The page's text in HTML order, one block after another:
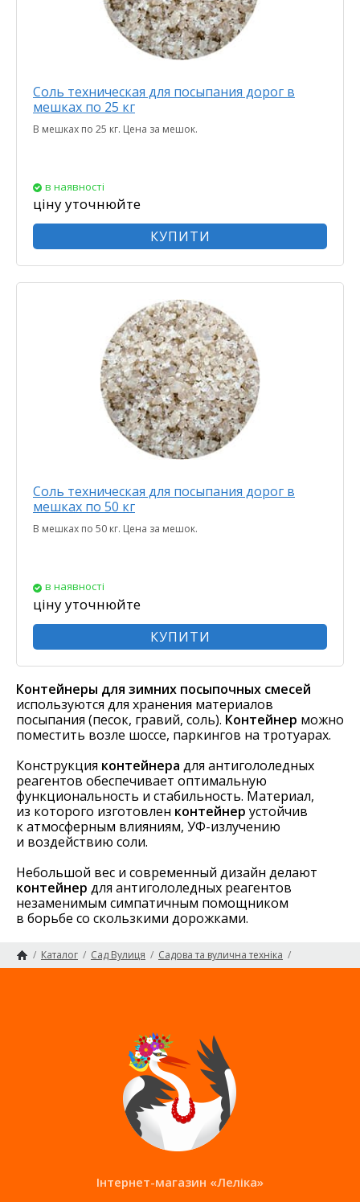
Соль техническая для посыпания дорог в
мешках по 25 кг
В мешках по 25 кг. Цена за мешок.
в наявності
ціну уточнюйте
КУПИТИ
Соль техническая для посыпания дорог в
мешках по 50 кг
В мешках по 50 кг. Цена за мешок.
в наявності
ціну уточнюйте
КУПИТИ
Контейнеры для зимних посыпочных смесей
используются для хранения материалов
посыпания (песок, гравий, соль). Контейнер можно
поместить возле шоссе, паркингов на тротуарах.
Конструкция контейнера для антигололедных
реагентов обеспечивает оптимальную
функциональность и стабильность. Материал,
из которого изготовлен контейнер устойчив
к атмосферным влияниям, УФ-излучению
и воздействию соли.
Небольшой вес и современный дизайн делают
контейнер для антигололедных реагентов
незаменимым симпатичным помощником
в борьбе со скользкими дорожками.
/ Каталог / Сад Вулиця / Садова та вулична техніка /
Інтернет-магазин «Леліка»